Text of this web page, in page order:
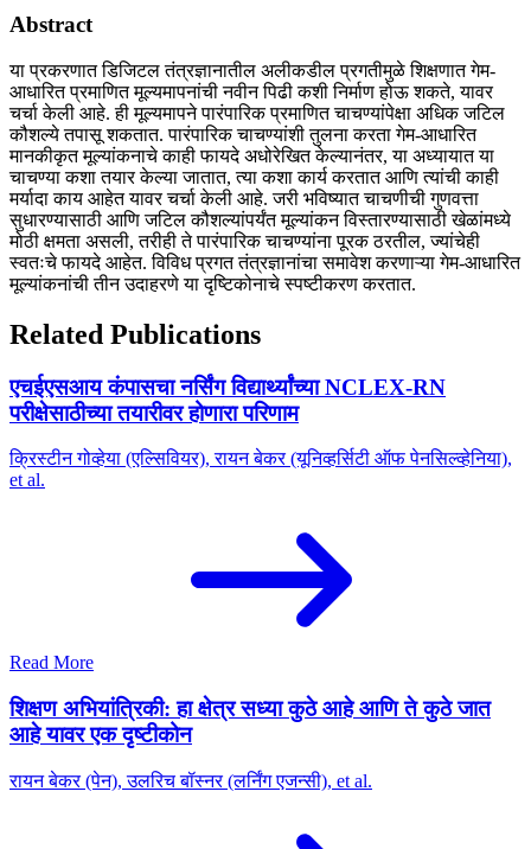
Abstract
या प्रकरणात डिजिटल तंत्रज्ञानातील अलीकडील प्रगतीमुळे शिक्षणात गेम-
आधारित प्रमाणित मूल्यमापनांची नवीन पिढी कशी निर्माण होऊ शकते, यावर
चर्चा केली आहे. ही मूल्यमापने पारंपारिक प्रमाणित चाचण्यांपेक्षा अधिक जटिल
कौशल्ये तपासू शकतात. पारंपारिक चाचण्यांशी तुलना करता गेम-आधारित
मानकीकृत मूल्यांकनाचे काही फायदे अधोरेखित केल्यानंतर, या अध्यायात या
चाचण्या कशा तयार केल्या जातात, त्या कशा कार्य करतात आणि त्यांची काही
मर्यादा काय आहेत यावर चर्चा केली आहे. जरी भविष्यात चाचणीची गुणवत्ता
सुधारण्यासाठी आणि जटिल कौशल्यांपर्यंत मूल्यांकन विस्तारण्यासाठी खेळांमध्ये
मोठी क्षमता असली, तरीही ते पारंपारिक चाचण्यांना पूरक ठरतील, ज्यांचेही
स्वतःचे फायदे आहेत. विविध प्रगत तंत्रज्ञानांचा समावेश करणाऱ्या गेम-आधारित
मूल्यांकनांची तीन उदाहरणे या दृष्टिकोनाचे स्पष्टीकरण करतात.
Related Publications
एचईएसआय कंपासचा नर्सिंग विद्यार्थ्यांच्या NCLEX-RN
परीक्षेसाठीच्या तयारीवर होणारा परिणाम
क्रिस्टीन गोव्हेया (एल्सिवियर), रायन बेकर (यूनिव्हर्सिटी ऑफ पेनसिल्व्हेनिया),
et al.
Read More
शिक्षण अभियांत्रिकी: हा क्षेत्र सध्या कुठे आहे आणि ते कुठे जात
आहे यावर एक दृष्टीकोन
रायन बेकर (पेन), उलरिच बॉस्नर (लर्निंग एजन्सी), et al.